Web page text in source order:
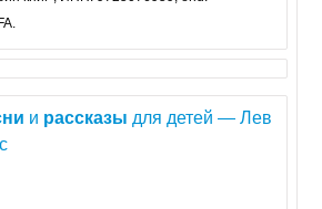
и рассказы для детей — Лев